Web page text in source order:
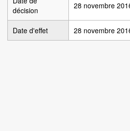
décision
28 novembre
Date d'effet 28 novembre